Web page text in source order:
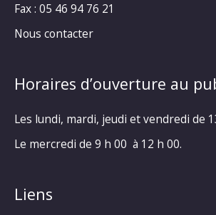
Fax : 05 46 94 76 21
Nous contacter
Horaires d’ouverture au
Les lundi, mardi, jeudi et vendredi de
Le mercredi de 9 h 00 à 12 h 00.
Liens